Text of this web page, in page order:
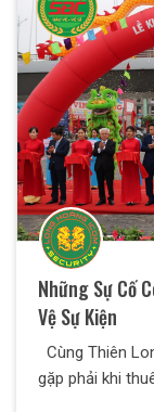
Những Sự Cố
Vệ Sự Kiện
Cùng Thiên
gặp phải khi